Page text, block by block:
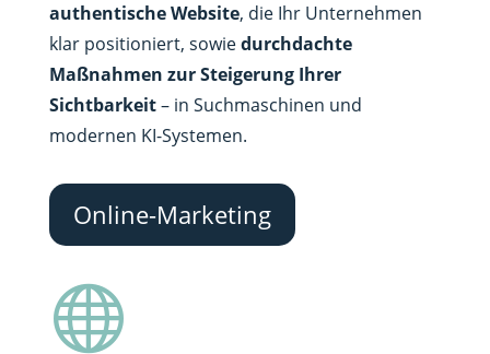
authentische Website, die Ihr Unternehmen
klar positioniert, sowiedurchdachte
Maßnahmen zur Steigerung Ihrer
Sichtbarkeit– in Suchmaschinen und
modernen KI-Systemen.
Online-Marketing
